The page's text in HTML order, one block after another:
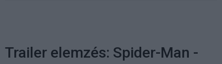
Trailer elemzés: Spider-Man -